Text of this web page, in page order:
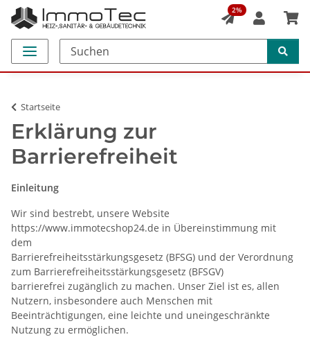
2%
Startseite
Erklärung zur
Barrierefreiheit
Einleitung
Wir sind bestrebt, unsere Website
https://www.immotecshop24.de in Übereinstimmung mit
dem
Barrierefreiheitsstärkungsgesetz (BFSG) und der Verordnung
zum Barrierefreiheitsstärkungsgesetz (BFSGV)
barrierefrei zugänglich zu machen. Unser Ziel ist es, allen
Nutzern, insbesondere auch Menschen mit
Beeinträchtigungen, eine leichte und uneingeschränkte
Nutzung zu ermöglichen.